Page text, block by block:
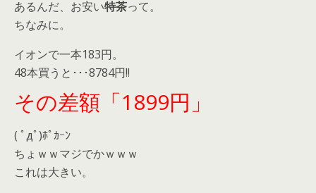
あるんだ、お安い特茶って。
ちなみに。
イオンで一本183円。
48本買うと･･･8784円!!
その差額「1899円」
( ﾟдﾟ)ﾎﾟｶｰﾝ
ちょｗｗマジでかｗｗｗ
これは大きい。